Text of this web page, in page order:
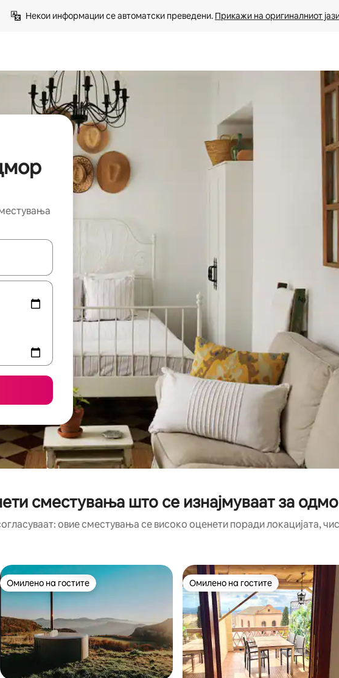
Некои информации се автоматски преведени. Прикажи на оригиналниот
се со копчињата со стрелки нагоре и надолу или истражувајте со допирање или
сместувања што се изнајмуваат за
овие сместувања се високо оценети поради локацијата,
Омилено на гостите
Омилено на гостите Омилено на гостите
Омилено на гостите